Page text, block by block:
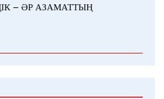
– ӘР АЗАМАТТЫҢ